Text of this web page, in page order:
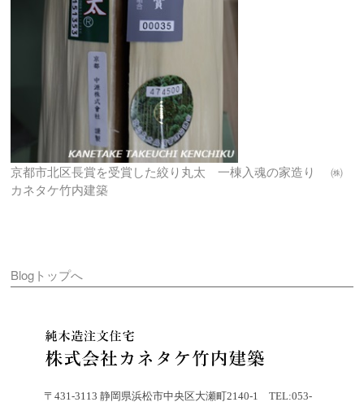
京都市北区長賞を受賞した絞り丸太 一棟入魂の家造り ㈱
カネタケ竹内建築
Blogトップへ
〒431-3113 静岡県浜松市中央区大瀬町2140-1 TEL:053-